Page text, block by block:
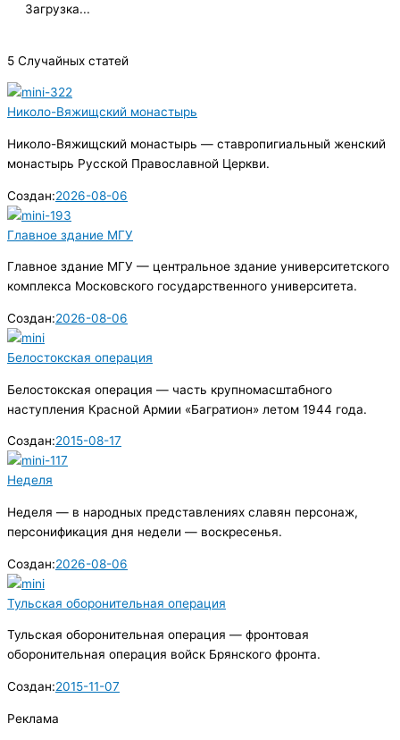
Загрузка...
5 Случайных статей
Николо-Вяжищский монастырь
Николо-Вяжищский монастырь — ставропигиальный женский
монастырь Русской Православной Церкви.
Создан:2026-08-06
Главное здание МГУ
Главное здание МГУ — центральное здание университетского
комплекса Московского государственного университета.
Создан:2026-08-06
Белостокская операция
Белостокская операция — часть крупномасштабного
наступления Красной Армии «Багратион» летом 1944 года.
Создан:2015-08-17
Неделя
Неделя — в народных представлениях славян персонаж,
персонификация дня недели — воскресенья.
Создан:2026-08-06
Тульская оборонительная операция
Тульская оборонительная операция — фронтовая
оборонительная операция войск Брянского фронта.
Создан:2015-11-07
Реклама